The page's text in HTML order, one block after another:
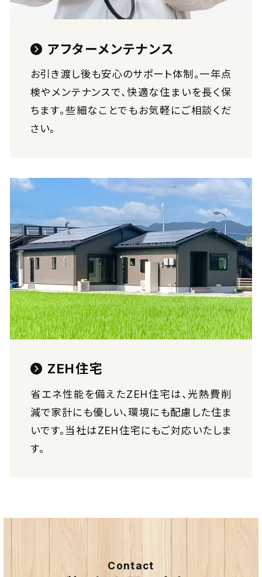
アフターメンテナンス
お引き渡し後も安心のサポート体制。一年点
検やメンテナンスで、快適な住まいを長く保
ちます。些細なことでもお気軽にご相談くだ
さい。
ZEH住宅
省エネ性能を備えたZEH住宅は、光熱費削
減で家計にも優しい、環境にも配慮した住ま
いです。当社はZEH住宅にもご対応いたしま
す。
Contact